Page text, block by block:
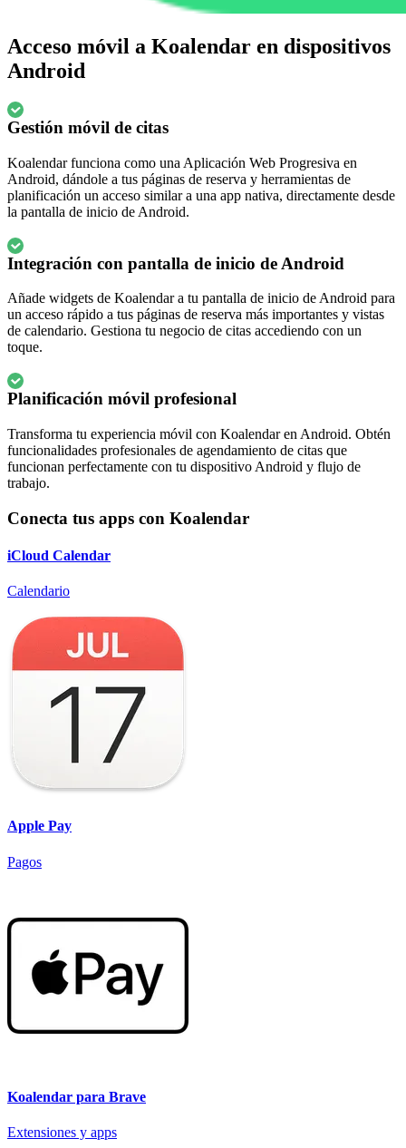
Acceso móvil a Koalendar en dispositivos
Android
Gestión móvil de citas
Koalendar funciona como una Aplicación Web Progresiva en
Android, dándole a tus páginas de reserva y herramientas de
planificación un acceso similar a una app nativa, directamente desde
la pantalla de inicio de Android.
Integración con pantalla de inicio de Android
Añade widgets de Koalendar a tu pantalla de inicio de Android para
un acceso rápido a tus páginas de reserva más importantes y vistas
de calendario. Gestiona tu negocio de citas accediendo con un
toque.
Planificación móvil profesional
Transforma tu experiencia móvil con Koalendar en Android. Obtén
funcionalidades profesionales de agendamiento de citas que
funcionan perfectamente con tu dispositivo Android y flujo de
trabajo.
Conecta tus apps con Koalendar
iCloud Calendar
Calendario
Apple Pay
Pagos
Koalendar para Brave
Extensiones y apps